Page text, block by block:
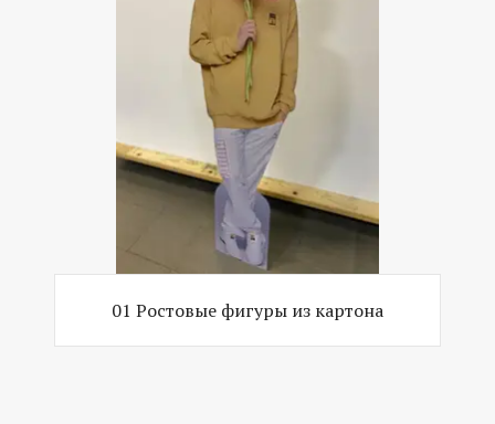
01 Ростовые фигуры из картона